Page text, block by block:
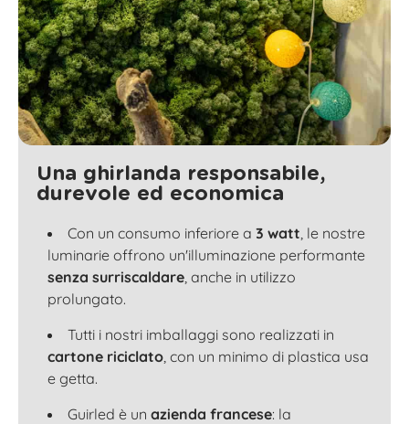
Una ghirlanda responsabile,
durevole ed economica
Con un consumo inferiore a 3 watt, le nostre
luminarie offrono un'illuminazione performante
senza surriscaldare, anche in utilizzo
prolungato.
Tutti i nostri imballaggi sono realizzati in
cartone riciclato, con un minimo di plastica usa
e getta.
Guirled è un azienda francese: la